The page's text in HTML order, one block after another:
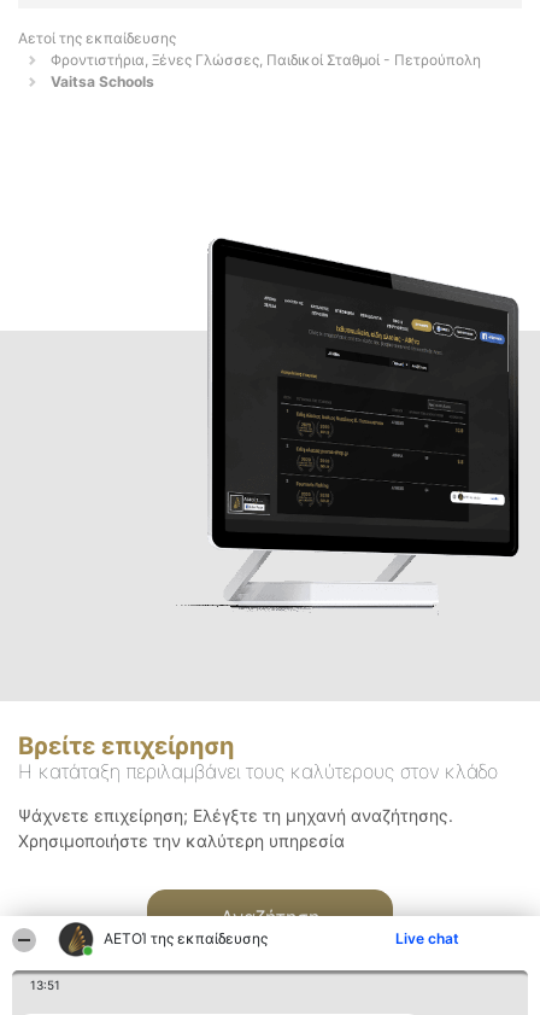
ΑΕΤΟΊ της εκπαίδευσης Live chat
13:51
Αετοί της εκπαίδευσης
Φροντιστήρια, Ξένες Γλώσσες, Παιδικοί Σταθμοί - Πετρούπολη
Vaitsa Schools
Βρείτε επιχείρηση
Η κατάταξη περιλαμβάνει τους καλύτερους στον κλάδο
Ψάχνετε επιχείρηση; Ελέγξτε τη μηχανή αναζήτησης.
Χρησιμοποιήστε την καλύτερη υπηρεσία
Αναζήτηση